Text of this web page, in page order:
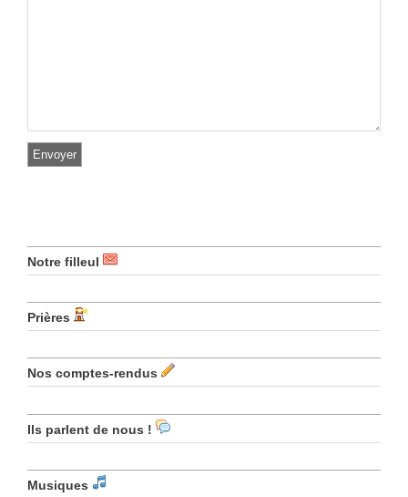
Notre filleul
Prières
Nos comptes-rendus
Ils parlent de nous !
Musiques